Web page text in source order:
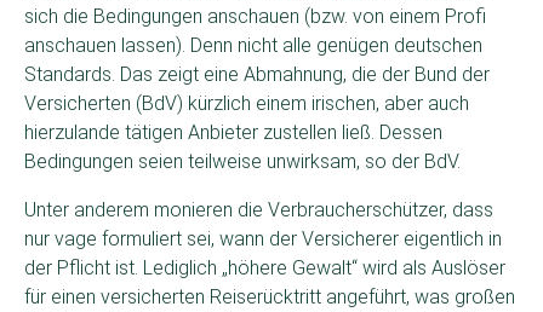
sich die Bedingungen anschauen (bzw. von einem Profi
anschauen lassen). Denn nicht alle genügen deutschen
Standards. Das zeigt eine Abmahnung, die der Bund der
Versicherten (BdV) kürzlich einem irischen, aber auch
hierzulande tätigen Anbieter zustellen ließ. Dessen
Bedingungen seien teilweise unwirksam, so der BdV.
Unter anderem monieren die Verbraucherschützer, dass
nur vage formuliert sei, wann der Versicherer eigentlich in
der Pflicht ist. Lediglich „höhere Gewalt“ wird als Auslöser
für einen versicherten Reiserücktritt angeführt, was großen